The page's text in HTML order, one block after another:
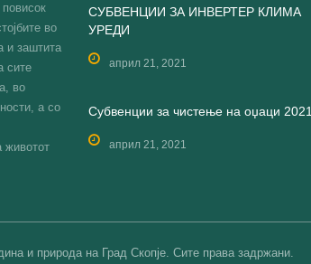
во
и заштита
сите
во
а со
животот
СУБВЕНЦИИ ЗА ИНВЕРТЕР КЛИМА
УРЕДИ
април 21, 2021
Субвенции за чистење на оџаци 2021
април 21, 2021
и природа на Град Скопје. Сите права задржани.